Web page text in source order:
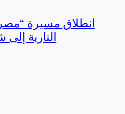
انطلاق مسيرة “مصر
النارية